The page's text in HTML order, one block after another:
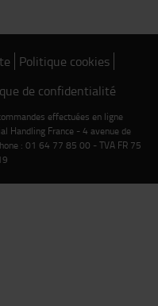
Politique cookies
de confidentialité
effectuées en ligne
Handling France - 4 avenue de
: 01 64 77 85 00 - TVA FR 75